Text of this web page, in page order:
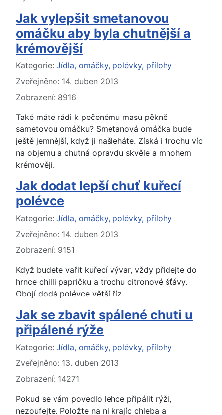
Jak vylepšit smetanovou
omáčku aby byla chutnější a
krémovější
Základní údaje
Kategorie: Jídla, omáčky, polévky, přílohy
Zveřejněno: 14. duben 2013
Zobrazení: 8916
Také máte rádi k pečenému masu pěkně
sametovou omáčku? Smetanová omáčka bude
ještě jemnější, když ji našleháte. Získá i trochu víc
na objemu a chutná opravdu skvěle a mnohem
krémověji.
Jak dodat lepší chuť kuřecí
polévce
Základní údaje
Kategorie: Jídla, omáčky, polévky, přílohy
Zveřejněno: 14. duben 2013
Zobrazení: 9151
Když budete vařit kuřecí vývar, vždy přidejte do
hrnce chilli papričku a trochu citronové šťávy.
Obojí dodá polévce větší říz.
Jak se zbavit spálené chuti u
připálené rýže
Základní údaje
Kategorie: Jídla, omáčky, polévky, přílohy
Zveřejněno: 13. duben 2013
Zobrazení: 14271
Pokud se vám povedlo lehce připálit rýži,
nezoufejte. Položte na ni krajíc chleba a